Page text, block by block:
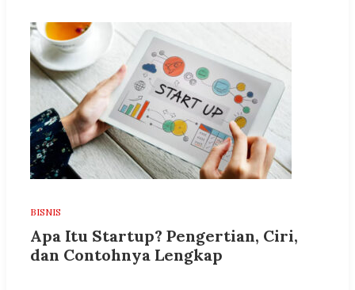
BISNIS
Apa Itu Startup? Pengertian, Ciri,
dan Contohnya Lengkap